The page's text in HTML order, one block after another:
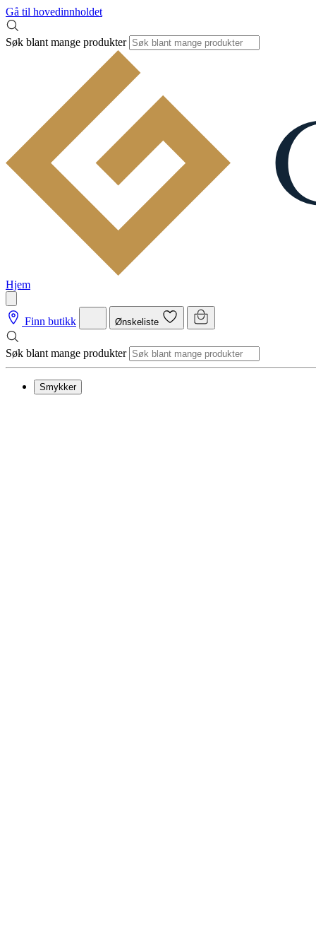
Gå til hovedinnholdet
Søk blant mange produkter
Hjem
Finn butikk Ønskeliste
Søk blant mange produkter
Smykker